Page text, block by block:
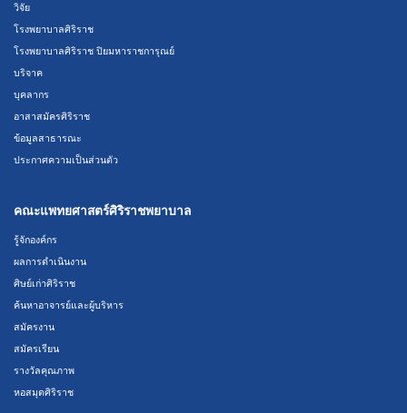
วิจัย
โรงพยาบาลศิริราช
โรงพยาบาลศิริราช ปิยมหาราชการุณย์
บริจาค
บุคลากร
อาสาสมัครศิริราช
ข้อมูลสาธารณะ
ประกาศความเป็นส่วนตัว
คณะแพทยศาสตร์ศิริราชพยาบาล
รู้จักองค์กร
ผลการดำเนินงาน
ศิษย์เก่าศิริราช
ค้นหาอาจารย์และผู้บริหาร
สมัครงาน
สมัครเรียน
รางวัลคุณภาพ
หอสมุดศิริราช